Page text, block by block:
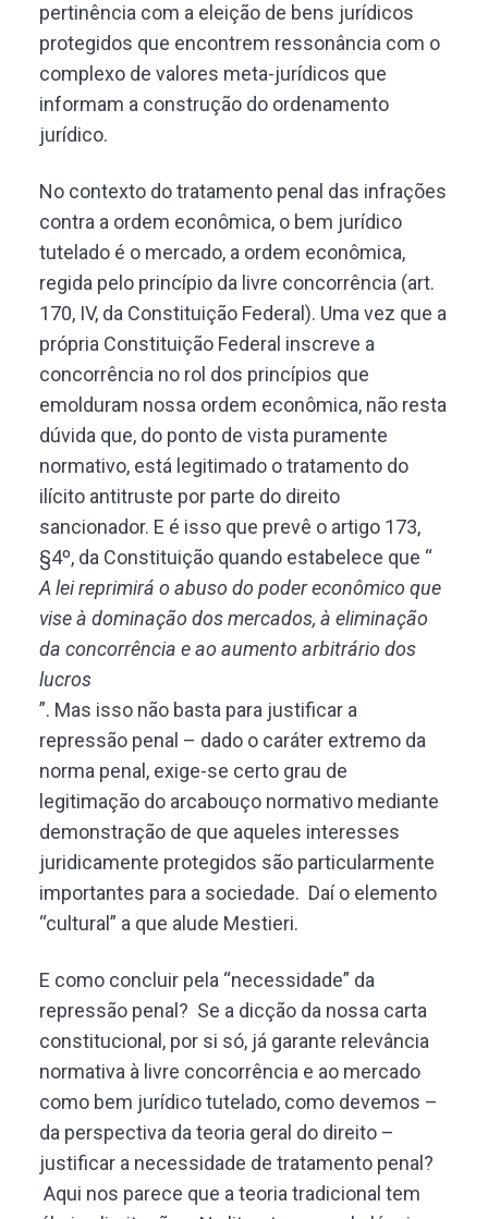
pertinência com a eleição de bens jurídicos
protegidos que encontrem ressonância com o
complexo de valores meta-jurídicos que
informam a construção do ordenamento
jurídico.
No contexto do tratamento penal das infrações
contra a ordem econômica, o bem jurídico
tutelado é o mercado, a ordem econômica,
regida pelo princípio da livre concorrência (art.
170, IV, da Constituição Federal). Uma vez que a
própria Constituição Federal inscreve a
concorrência no rol dos princípios que
emolduram nossa ordem econômica, não resta
dúvida que, do ponto de vista puramente
normativo, está legitimado o tratamento do
ilícito antitruste por parte do direito
sancionador. E é isso que prevê o artigo 173,
§4º, da Constituição quando estabelece que “
A lei reprimirá o abuso do poder econômico que
vise à dominação dos mercados, à eliminação
da concorrência e ao aumento arbitrário dos
lucros
”. Mas isso não basta para justificar a
repressão penal – dado o caráter extremo da
norma penal, exige-se certo grau de
legitimação do arcabouço normativo mediante
demonstração de que aqueles interesses
juridicamente protegidos são particularmente
importantes para a sociedade. Daí o elemento
“cultural” a que alude Mestieri.
E como concluir pela “necessidade” da
repressão penal? Se a dicção da nossa carta
constitucional, por si só, já garante relevância
normativa à livre concorrência e ao mercado
como bem jurídico tutelado, como devemos –
da perspectiva da teoria geral do direito –
justificar a necessidade de tratamento penal?
Aqui nos parece que a teoria tradicional tem